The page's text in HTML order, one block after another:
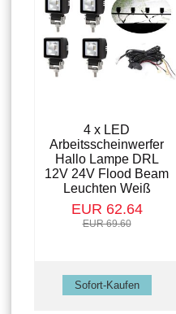
4 x LED
Arbeitsscheinwerfer
Hallo Lampe DRL
12V 24V Flood Beam
Leuchten Weiß
EUR 62.64
EUR 69.60